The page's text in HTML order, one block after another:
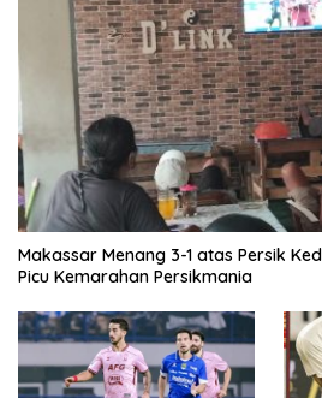
Makassar Menang 3-1 atas Persik
Picu Kemarahan Persikmania